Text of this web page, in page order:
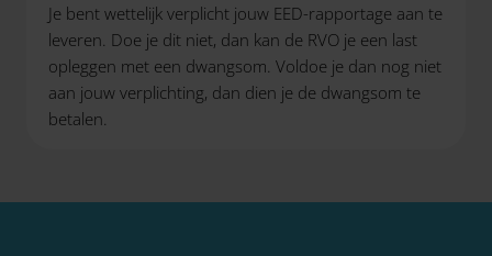
Je bent wettelijk verplicht jouw EED-rapportage aan te
leveren. Doe je dit niet, dan kan de RVO je een last
opleggen met een dwangsom. Voldoe je dan nog niet
aan jouw verplichting, dan dien je de dwangsom te
betalen.